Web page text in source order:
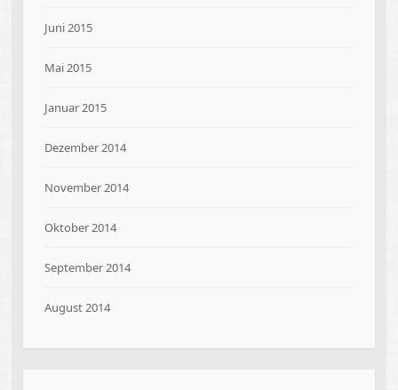
Juni 2015
Mai 2015
Januar 2015
Dezember 2014
November 2014
Oktober 2014
September 2014
August 2014